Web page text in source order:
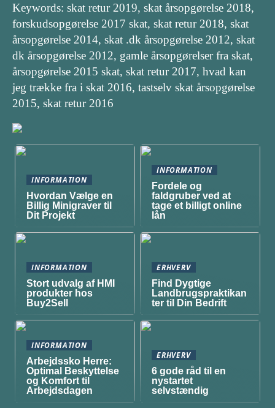
Keywords: skat retur 2019, skat årsopgørelse 2018,
forskudsopgørelse 2017 skat, skat retur 2018, skat
årsopgørelse 2014, skat .dk årsopgørelse 2012, skat
dk årsopgørelse 2012, gamle årsopgørelser fra skat,
årsopgørelse 2015 skat, skat retur 2017, hvad kan
jeg trække fra i skat 2016, tastselv skat årsopgørelse
2015, skat retur 2016
INFORMATION
Hvordan Vælge en
Billig Minigraver til
Dit Projekt
INFORMATION
Fordele og
faldgruber ved at
tage et billigt online
lån
INFORMATION
Stort udvalg af HMI
produkter hos
Buy2Sell
ERHVERV
Find Dygtige
Landbrugspraktikan
ter til Din Bedrift
INFORMATION
Arbejdssko Herre:
Optimal Beskyttelse
og Komfort til
Arbejdsdagen
ERHVERV
6 gode råd til en
nystartet
selvstændig